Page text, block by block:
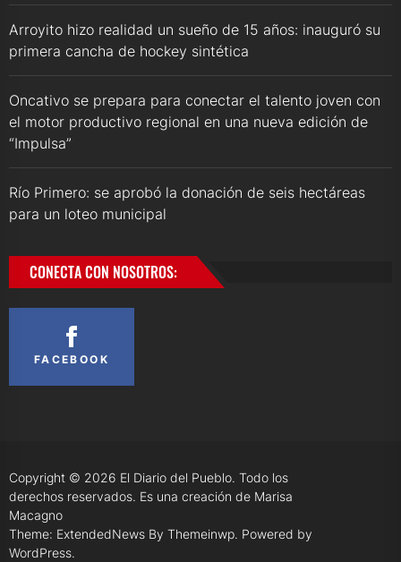
Arroyito hizo realidad un sueño de 15 años: inauguró su
primera cancha de hockey sintética
Oncativo se prepara para conectar el talento joven con
el motor productivo regional en una nueva edición de
“Impulsa”
Río Primero: se aprobó la donación de seis hectáreas
para un loteo municipal
CONECTA CON NOSOTROS:
FACEBOOK
Copyright © 2026 El Diario del Pueblo. Todo los
derechos reservados. Es una creación de Marisa
Macagno
Theme: ExtendedNews By Themeinwp. Powered by
WordPress.